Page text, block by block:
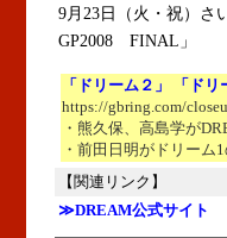
9月23日（火・祝）
GP2008 FINAL」
「ドリーム２」 「ド
https://gbring.com/
・熊久保、高島学が
・前田日明がドリーム
【関連リンク】
≫DREAM公式サイト